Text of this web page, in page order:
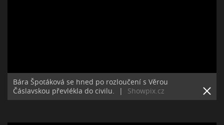
Bára Špotáková se hned po rozloučení s Věrou
Čáslavskou převlékla do civilu.
| Showpix.cz